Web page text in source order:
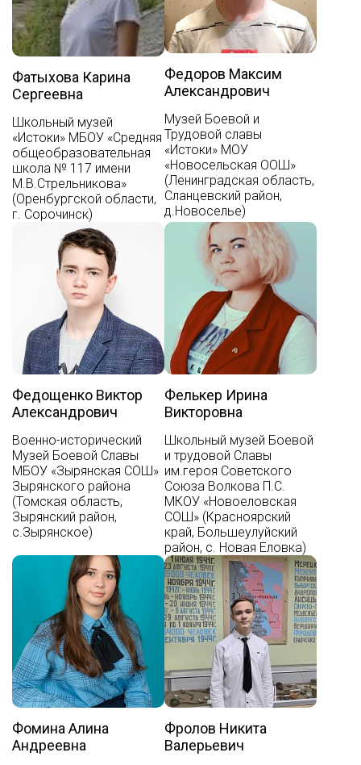
Фатыхова Карина
Сергеевна
Школьный музей
«Истоки» МБОУ «Средняя
общеобразовательная
школа № 117 имени
М.В.Стрельникова»
(Оренбургской области,
г. Сорочинск)
Федоров Максим
Александрович
Музей Боевой и
Трудовой славы
«Истоки» МОУ
«Новосельская ООШ»
(Ленинградская область,
Сланцевский район,
д.Новоселье)
Федощенко Виктор
Александрович
Военно-исторический
Музей Боевой Славы
МБОУ «Зырянская СОШ»
Зырянского района
(Томская область,
Зырянский район,
с.Зырянское)
Фелькер Ирина
Викторовна
Школьный музей Боевой
и трудовой Славы
им.героя Советского
Союза Волкова П.С.
МКОУ «Новоеловская
СОШ» (Красноярский
край, Большеулуйский
район, с. Новая Еловка)
Фомина Алина
Андреевна
Фролов Никита
Валерьевич